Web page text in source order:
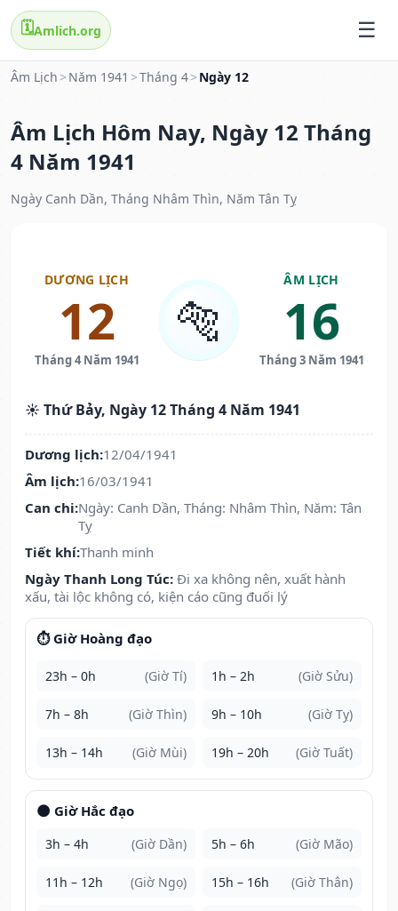
🗓️Amlich.org
Âm Lịch > Năm 1941 >Tháng 4> Ngày 12
Âm Lịch Hôm Nay, Ngày 12 Tháng
4 Năm 1941
Ngày Canh Dần, Tháng Nhâm Thìn, Năm Tân Tỵ
DƯƠNG LỊCH
12
Tháng 4 Năm 1941
🐅
ÂM LỊCH
16
Tháng 3 Năm 1941
☀️ Thứ Bảy, Ngày 12 Tháng 4 Năm 1941
Dương lịch:12/04/1941
Âm lịch:16/03/1941
Can chi:Ngày: Canh Dần, Tháng: Nhâm Thìn, Năm: Tân
Tỵ
Tiết khí:Thanh minh
Ngày Thanh Long Túc: Đi xa không nên, xuất hành
xấu, tài lộc không có, kiện cáo cũng đuối lý
⏱️ Giờ Hoàng đạo
23h – 0h (Giờ Tí) 1h – 2h (Giờ Sửu)
7h – 8h (Giờ Thìn) 9h – 10h (Giờ Tỵ)
13h – 14h (Giờ Mùi) 19h – 20h (Giờ Tuất)
🌑 Giờ Hắc đạo
3h – 4h (Giờ Dần) 5h – 6h (Giờ Mão)
11h – 12h (Giờ Ngọ) 15h – 16h (Giờ Thân)